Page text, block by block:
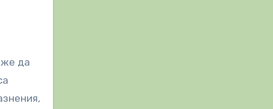
да